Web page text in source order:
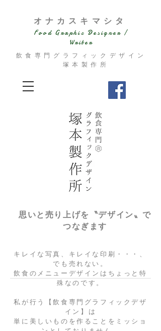
​オナカスキマシタ
Food Graphic Designer /
Writer
飲食専門グラフィックデザイン
塚本製作所
思いと売り上げを〝デザイン〟で
つなぎます
キレイな写真、キレイな印刷・・・、
でも売れない。
飲食のメニューデザインはちょっと特
殊なのです。
私が行う【飲食専門グラフィックデザ
イン】は
単に美しいものを作ることをミッショ